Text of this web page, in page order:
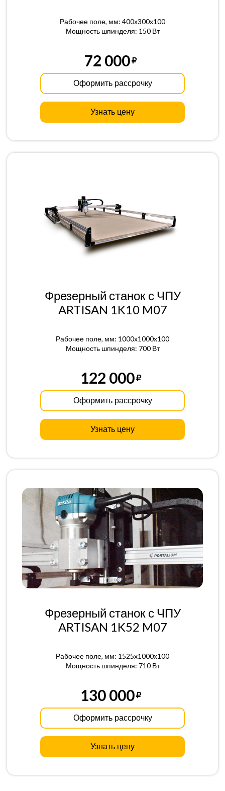
Рабочее поле, мм: 400x300x100
Мощность шпинделя: 150 Вт
72 000
Оформить рассрочку
Узнать цену
Фрезерный станок с ЧПУ
ARTISAN 1K10 M07
Рабочее поле, мм: 1000x1000x100
Мощность шпинделя: 700 Вт
122 000
Оформить рассрочку
Узнать цену
Фрезерный станок с ЧПУ
ARTISAN 1K52 M07
Рабочее поле, мм: 1525x1000x100
Мощность шпинделя: 710 Вт
130 000
Оформить рассрочку
Узнать цену